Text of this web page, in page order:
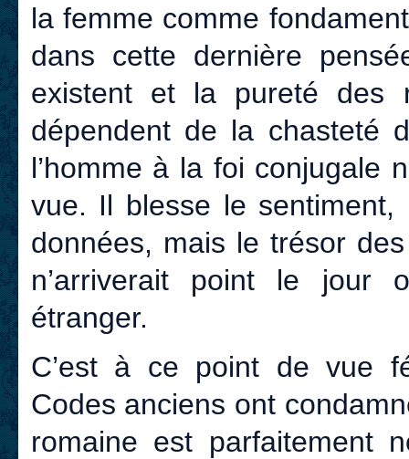
la femme comme
dans cette dernière
existent et la pureté des
dépendent de la chasteté
l’homme à la foi conjugale
vue. Il blesse le
données, mais le trésor
n’arriverait point le jour
étranger.
C’est à ce point de vue
Codes anciens ont
romaine est parfaitement